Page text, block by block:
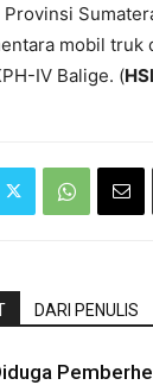
Provinsi
mobil truk
IV Balige. (
DARI PENULIS